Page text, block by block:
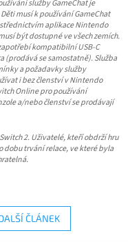
služby GameChat je
musí k používání GameChat
aplikace Nintendo
být dostupné ve všech zemích.
kompatibilní USB-C
(prodává se samostatně). Služba
a požadavky služby
i bez členství v Nintendo
Online pro používání
a/nebo členství se prodávají
2. Uživatelé, kteří obdrží hru
dobu trvání relace, ve které byla
ČLÁNEK